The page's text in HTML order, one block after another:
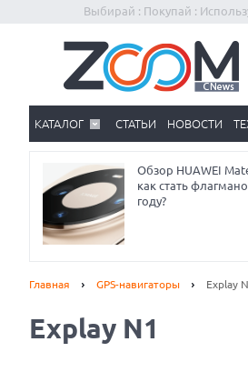
Выбирай : Покупай :
КАТАЛОГ СТАТЬИ НОВОСТИ
Обзор HUAWEI
как стать
году?
Главная GPS-навигаторы Explay
Explay N1